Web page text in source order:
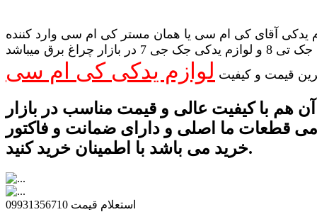
یدکی آقای کی ام سی یا همان مستر کی ام سی وارد کننده
لوازم یدکی جک تی 8 و لوازم یدکی جک جی 7 در بازار چراغ برق میباشد
قیمت و کیفیت لوازم یدکی کی ام سی
آن هم با کیفیت عالی و قیمت مناسب در بازار
قطعات ما اصلی و دارای ضمانت و فاکتور
خرید می باشد با اطمینان خرید کنید.
استعلام قیمت 09931356710